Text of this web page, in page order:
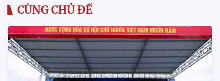
CÙNG CHỦ ĐỀ